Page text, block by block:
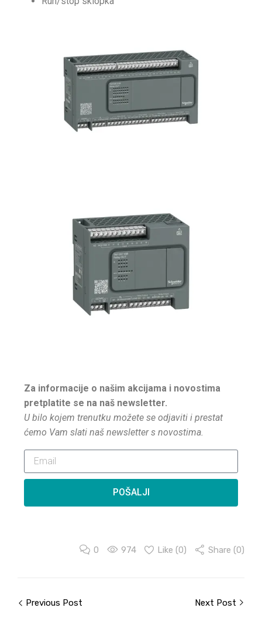
Za informacije o našim akcijama i novostima
pretplatite se na naš newsletter.
U bilo kojem trenutku možete se odjaviti i prestat
ćemo Vam slati naš newsletter s novostima.
POŠALJI
0 974 Like (0) Share (0)
Previous Post Next Post